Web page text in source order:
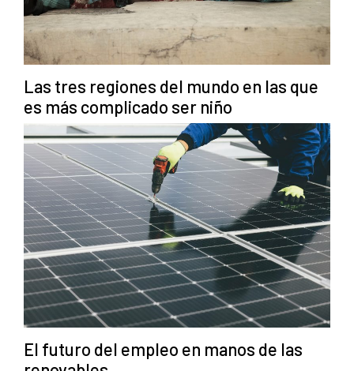
Las tres regiones del mundo en las que
es más complicado ser niño
El futuro del empleo en manos de las